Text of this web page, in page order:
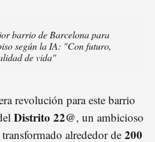
barrio de Barcelona para
según la IA: "Con futuro,
de vida"
revolución para este barrio
Distrito 22@, un ambicioso
alrededor de 200